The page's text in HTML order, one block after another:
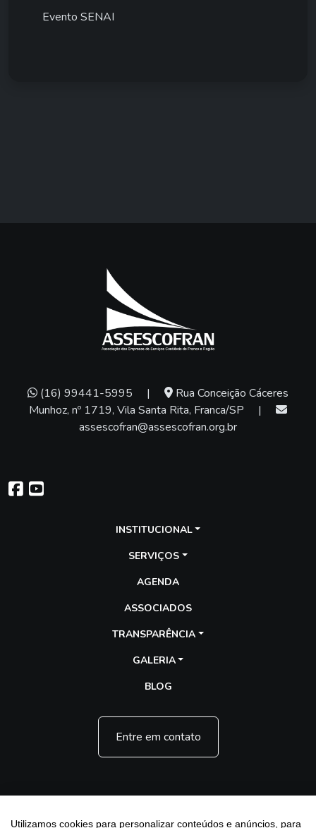
Evento SENAI
(16) 99441-5995 |
Rua Conceição Cáceres
Munhoz, nº 1719, Vila Santa Rita, Franca/SP
|
assescofran@assescofran.org.br
INSTITUCIONAL
SERVIÇOS
AGENDA
ASSOCIADOS
TRANSPARÊNCIA
GALERIA
BLOG
Entre em contato
Utilizamos cookies para personalizar conteúdos e anúncios, para